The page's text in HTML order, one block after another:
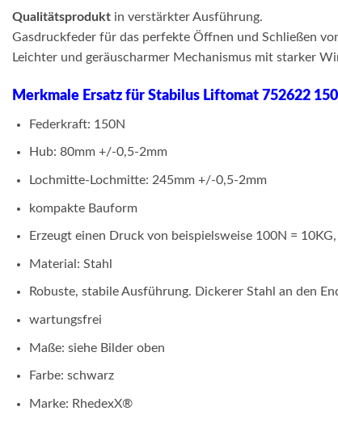
Qualitätsprodukt in verstärkter Ausführung.
Gasdruckfeder für das perfekte Öffnen und Schließen
Leichter und geräuscharmer Mechanismus mit starker
Merkmale Ersatz für Stabilus Liftomat 752622
Federkraft: 150N
Hub: 80mm +/-0,5-2mm
Lochmitte-Lochmitte: 245mm +/-0,5-2mm
kompakte Bauform
Erzeugt einen Druck von beispielsweise 100N =
Material: Stahl
Robuste, stabile Ausführung. Dickerer Stahl an den
wartungsfrei
Maße: siehe Bilder oben
Farbe: schwarz
Marke: RhedexX®